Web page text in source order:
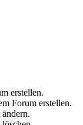
erstellen.
Forum erstellen.
ändern.